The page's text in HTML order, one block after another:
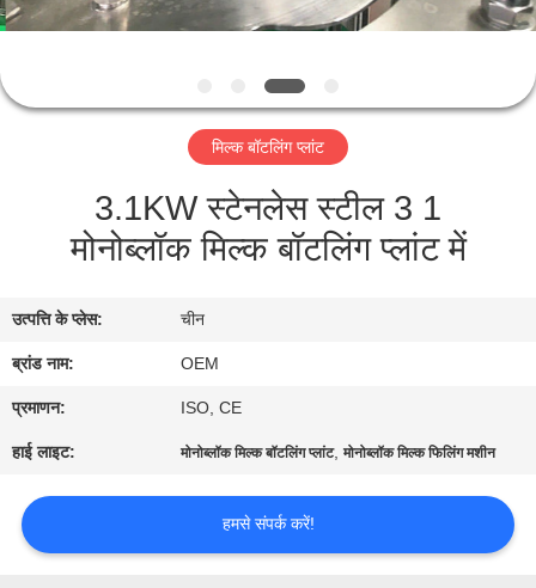
गुणवत्ता
की
विनती
करे
साइटमैप
PRIVACY
मिल्क बॉटलिंग प्लांट
3.1KW स्टेनलेस स्टील 3 1
मोनोब्लॉक मिल्क बॉटलिंग प्लांट में
उत्पत्ति के प्लेस: चीन
ब्रांड नाम: OEM
प्रमाणन: ISO, CE
हाई लाइट: मोनोब्लॉक मिल्क बॉटलिंग प्लांट,मोनोब्लॉक मिल्क फिलिंग मशीन
हमसे संपर्क करें!